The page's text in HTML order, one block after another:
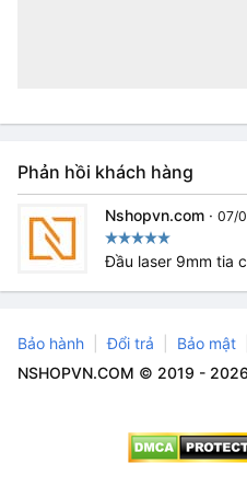
Phản hồi khách hàng
Nshopvn.com · 07/
Đầu laser 9mm tia
Bảo hành Đổi trả Bảo mật
NSHOPVN.COM © 2019 - 2026